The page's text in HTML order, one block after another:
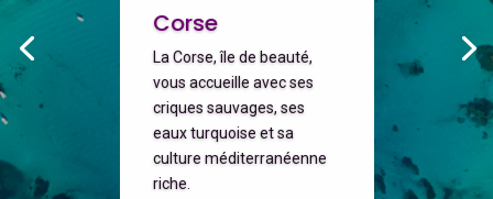
Corse
La Corse, île de beauté,
vous accueille avec ses
criques sauvages, ses
eaux turquoise et sa
culture méditerranéenne
riche.